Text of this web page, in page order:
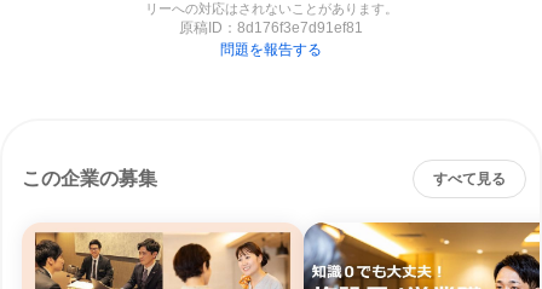
リーへの対応はされないことがあります。
原稿ID： 8d176f3e7d91ef81
問題を報告する
この企業の募集 すべて見る